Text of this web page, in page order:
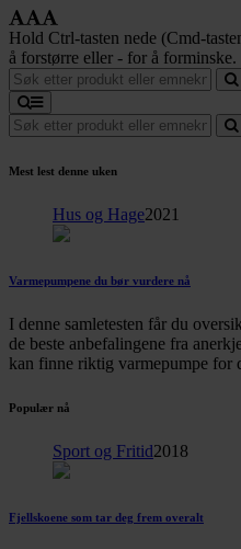
Hold Ctrl-tasten nede (Cmd-
å forstørre eller - for å forminske.
Mest lest denne uken
Hus og Hage2021
Varmepumpene du bør vurdere nå
I denne samletesten får du
de beste anbefalingene fra
kan finne riktig varmepumpe for
Populær nå
Sport og Fritid2018
Fjellskoene som tar deg frem overalt